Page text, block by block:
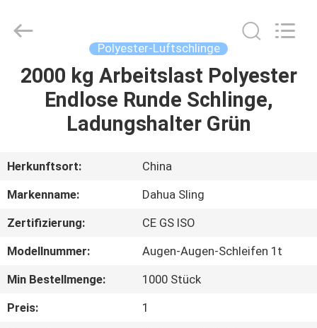
HAUS
PRODUKTE
ÜBER
UNS
FABRIK-
AUSFLUG
QUALITÄTSKONTROLLE
Polyester-Luftschlinge
2000 kg Arbeitslast Polyester
Endlose Runde Schlinge,
Ladungshalter Grün
Herkunftsort:
China
Markenname:
Dahua Sling
Zertifizierung:
CE GS ISO
Modellnummer:
Augen-Augen-Schleifen 1t
Min Bestellmenge:
1000 Stück
Preis:
1